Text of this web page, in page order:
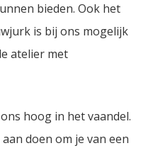
bieden. Ook het
is bij ons mogelijk
atelier met
hoog in het vaandel.
doen om je van een